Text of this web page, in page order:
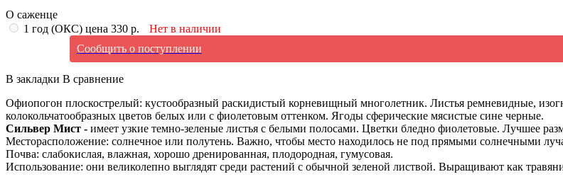
О саженце
1 год (ОКС) цена 330 р.
Нет в наличии
Сообщить о поступлении
В закладки В сравнение
Офиопогон плоскострелый: кустообразный раскидистый корневищный многолетник. Листья ремневидные,
колокольчатообразных цветов белых или с фиолетовым оттенком. Ягоды сферические мясистые сине черные.
Сильвер Мист - имеет узкие темно-зеленые листья с белыми полосами. Цветки бледно фиолетовые. Лучшее
Месторасположение: солнечное или полутень. Важно, чтобы место находилось не под прямыми солнечными
Почва: слабокислая, влажная, хорошо дренированная, плодородная, гумусовая.
Использование: они великолепно выглядят среди растений с обычной зеленой листвой. Выращивают как